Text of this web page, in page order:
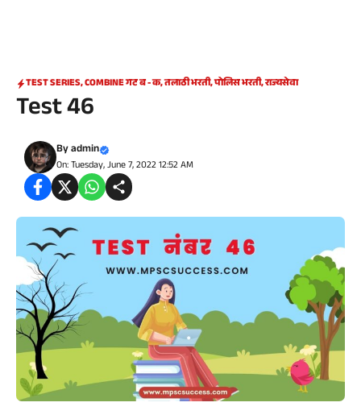
TEST SERIES,COMBINE गट ब - क,तलाठी भरती,पोलिस भरती,राज्यसेवा
Test 46
Byadmin
On: Tuesday, June 7, 2022 12:52 AM